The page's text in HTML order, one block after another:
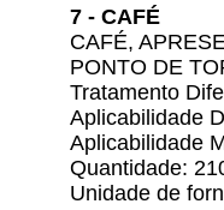
7 - CAFÉ
CAFÉ,
PONTO DE
Tratamento
Aplicabilidade
Aplicabilidade
Quantidade:
Unidade de